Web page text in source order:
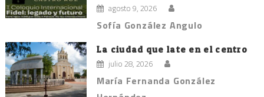
agosto 9, 2026
Sofía González Angulo
La ciudad que late en el centro
julio 28, 2026
María Fernanda González